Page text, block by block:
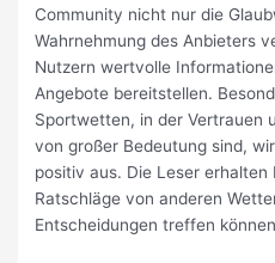
Community nicht nur die
Wahrnehmung des Anbieters
Nutzern wertvolle
Angebote bereitstellen.
Sportwetten, in der Vertrauen
von großer Bedeutung sind,
positiv aus. Die Leser erhalten
Ratschläge von anderen
Entscheidungen treffen